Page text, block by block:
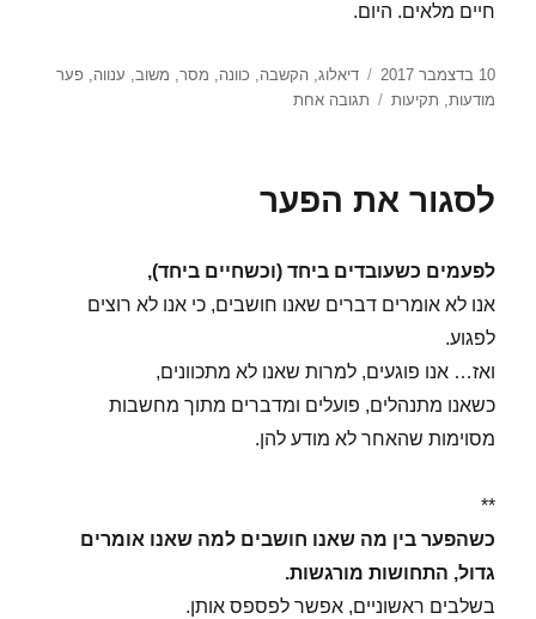
חיים מלאים. היום.
פורסם
בתאריך
10 בדצמבר 2017 תגיות
דיאלוג,הקשבה, כוונה, מסר, משוב, ענווה,פער
מודעות, תקיעות תגובה אחתעל
תקוע
תקוע
?
לסגור את הפער
לפעמים כשעובדים ביחד (וכשחיים ביחד),
אנו לא אומרים דברים שאנו חושבים, כי אנו לא רוצים
לפגוע.
ואז… אנו פוגעים, למרות שאנו לא מתכוונים,
כשאנו מתנהלים, פועלים ומדברים מתוך מחשבות
מסוימות שהאחר לא מודע להן.
**
כשהפער בין מה שאנו חושבים למה שאנו אומרים
גדול, התחושות מורגשות.
בשלבים ראשוניים, אפשר לפספס אותן.